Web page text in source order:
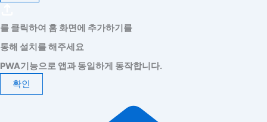
를 클릭하여 홈 화면에 추가하기를
통해 설치를 해주세요
PWA기능으로 앱과 동일하게 동작합니다.
확인